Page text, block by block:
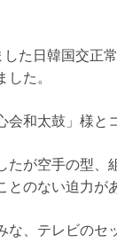
た日韓国交正
た。
会和太鼓」様
たが空手の型、
とのない迫力が
な、テレビのセ